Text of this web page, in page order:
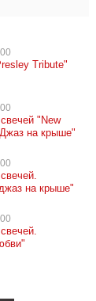
Tribute"
"New
на крыше"
на крыше"